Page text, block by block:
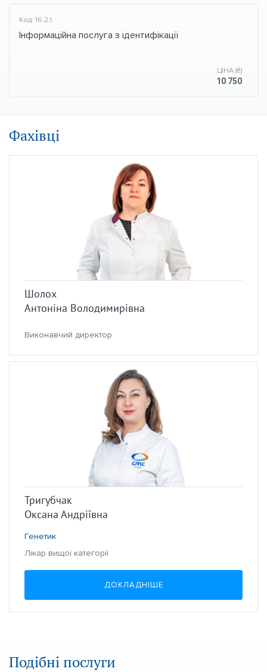
Код: 16.2.1.
Інформаційна послуга з ідентифікації
ЦІНА (₴)
10 750
Фахівці
Шолох
Антоніна Володимирівна
Виконавчий директор
Тригубчак
Оксана Андріївна
Генетик
Лікар вищої категорії
ДОКЛАДНІШЕ
Подібні послуги